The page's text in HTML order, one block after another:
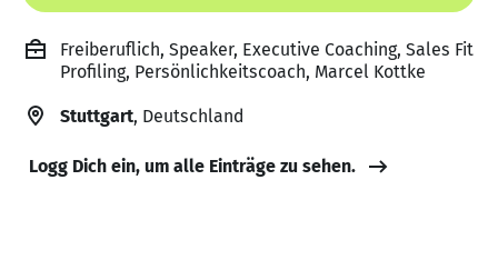
Freiberuflich, Speaker, Executive Coaching, Sales Fit
Profiling, Persönlichkeitscoach, Marcel Kottke
Stuttgart, Deutschland
Logg Dich ein, um alle Einträge zu sehen.